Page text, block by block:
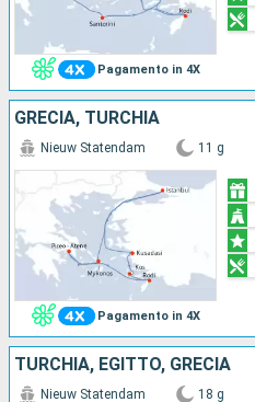
Pagamento in 4X
GRECIA, TURCHIA
Pagamento in 4X
Nieuw Statendam 11 g
TURCHIA, EGITTO, GRECIA
Nieuw Statendam 18 g